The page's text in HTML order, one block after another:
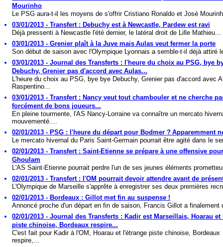
Mourinho
Le PSG aura-t-il les moyens de s'offrir Cristiano Ronaldo et José
03/01/2013 - Transfert : Debuchy est à Newcastle, Pardew est ravi
Déjà pressenti à Newcastle l'été dernier, le latéral droit de Lille Mathieu...
03/01/2013 - Grenier plaît à la Juve mais Aulas veut fermer la porte
Son début de saison avec l'Olympique Lyonnais a semble-t-il déjà attiré
03/01/2013 - Journal des Transferts : l'heure du choix au PSG, bye
Debuchy, Grenier pas d'accord avec Aulas...
L'heure du choix au PSG, bye bye Debuchy, Grenier pas d'accord avec
Raspentino...
03/01/2013 - Transfert : Nancy veut tout chambouler et ne cherche
forcément de bons joueurs...
En pleine tourmente, l'AS Nancy-Lorraine va connaître un mercato
mouvementé....
02/01/2013 - PSG : l'heure du départ pour Bodmer ? Apparemment
Le mercato hivernal du Paris Saint-Germain pourrait être agité dans le
02/01/2013 - Transfert : Saint-Etienne se prépare à une offensive pour
Ghoulam
L'AS Saint-Etienne pourrait perdre l'un de ses jeunes éléments
02/01/2013 - Transfert : l'OM pourrait devoir attendre avant de
L'Olympique de Marseille s'apprête à enregistrer ses deux premières
02/01/2013 - Bordeaux : Gillot met fin au suspense !
Annoncé proche d'un départ en fin de saison, Francis Gillot a finalement
02/01/2013 - Journal des Transferts : Kadir est Marseillais, Hoarau et
piste chinoise, Bordeaux respire...
C'est fait pour Kadir à l'OM, Hoarau et l'étrange piste chinoise, Bordeaux
respire,...